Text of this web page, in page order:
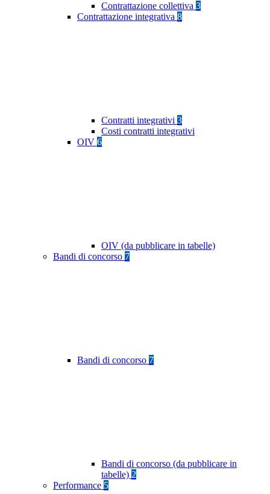
Contrattazione collettiva 3
Contrattazione integrativa 8
Contratti integrativi 3
Costi contratti integrativi
OIV 6
OIV (da pubblicare in tabelle)
Bandi di concorso 7
Bandi di concorso 7
Bandi di concorso (da pubblicare in
tabelle) 2
Performance 5